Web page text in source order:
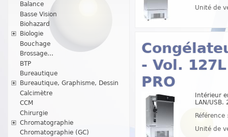
Balance
Basse Vision
Biohazard
Biologie
Bouchage
Brossage...
BTP
Bureautique
Bureautique, Graphisme, Dessin
Calcimètre
CCM
Chirurgie
Chromatographie
Chromatographie (GC)
Unité de
- Vol. 127L
PRO
Intérieur
LAN/USB.
Unité de